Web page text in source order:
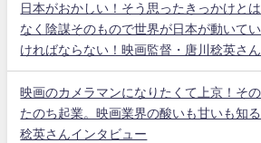
日本がおかしい！そう思ったきっかけと
なく陰謀そのもので世界が日本が動いて
ければならない！映画監督・唐川稔英さん
映画のカメラマンになりたくて上京！そ
たのち起業。映画業界の酸いも甘いも知
稔英さんインタビュー